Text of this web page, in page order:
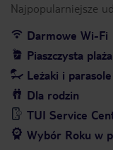
Najpopularniejsze
Darmowe Wi-Fi
Piaszczysta plaża
Leżaki i
Dla rodzin
TUI Service
Wybór Roku w